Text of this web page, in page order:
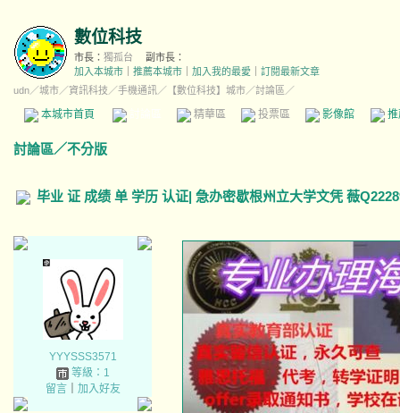
數位科技
市長： 獨孤台
副市長：
加入本城市
推薦本城市 加入我的最愛
訂閱最新文章
udn／城市／資訊科技 ／手機通訊 ／ 【數位科技】城市／討論區／
本城市首頁 精華區 投票區 影像館
討論區／不分版
毕业 证 成绩 单 学历 认证| 急办密歇根州立大学文凭 薇
YYYSSS3571
等級：1
留言｜ 加入好友